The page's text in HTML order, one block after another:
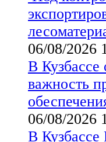
06/08/2026
В Кузбассе
важность
06/08/2026
В Кузбассе